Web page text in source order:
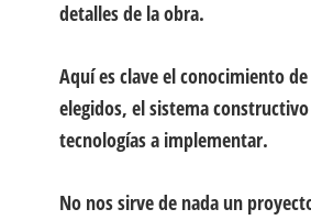
detalles de la obra.
Aquí es clave el conocimiento
elegidos, el sistema
tecnologías a implementar.
No nos sirve de nada un